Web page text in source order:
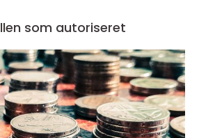
som autoriseret